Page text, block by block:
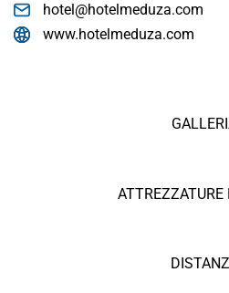
ATTREZZATURE
hotel@hotelmeduza.com
www.hotelmeduza.com